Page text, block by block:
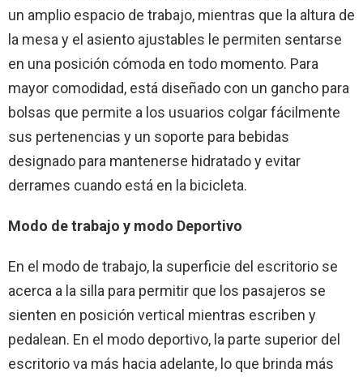
un amplio espacio de trabajo, mientras que la altura de
la mesa y el asiento ajustables le permiten sentarse
en una posición cómoda en todo momento. Para
mayor comodidad, está diseñado con un gancho para
bolsas que permite a los usuarios colgar fácilmente
sus pertenencias y un soporte para bebidas
designado para mantenerse hidratado y evitar
derrames cuando está en la bicicleta.
Modo de trabajo y modo Deportivo
En el modo de trabajo, la superficie del escritorio se
acerca a la silla para permitir que los pasajeros se
sienten en posición vertical mientras escriben y
pedalean. En el modo deportivo, la parte superior del
escritorio va más hacia adelante, lo que brinda más